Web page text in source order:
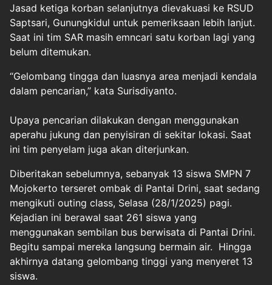
Jasad ketiga korban selanjutnya dievakuasi ke RSUD
Saptsari, Gunungkidul untuk pemeriksaan lebih lanjut.
Saat ini tim SAR masih emncari satu korban lagi yang
belum ditemukan.
“Gelombang tingga dan luasnya area menjadi kendala
dalam pencarian,” kata Surisdiyanto.
Upaya pencarian dilakukan dengan menggunakan
aperahu jukung dan penyisiran di sekitar lokasi. Saat
ini tim penyelam juga akan diterjunkan.
Diberitakan sebelumnya, sebanyak 13 siswa SMPN 7
Mojokerto terseret ombak di Pantai Drini, saat sedang
mengikuti outing class, Selasa (28/1/2025) pagi.
Kejadian ini berawal saat 261 siswa yang
menggunakan sembilan bus berwisata di Pantai Drini.
Begitu sampai mereka langsung bermain air. Hingga
akhirnya datang gelombang tinggi yang menyeret 13
siswa.